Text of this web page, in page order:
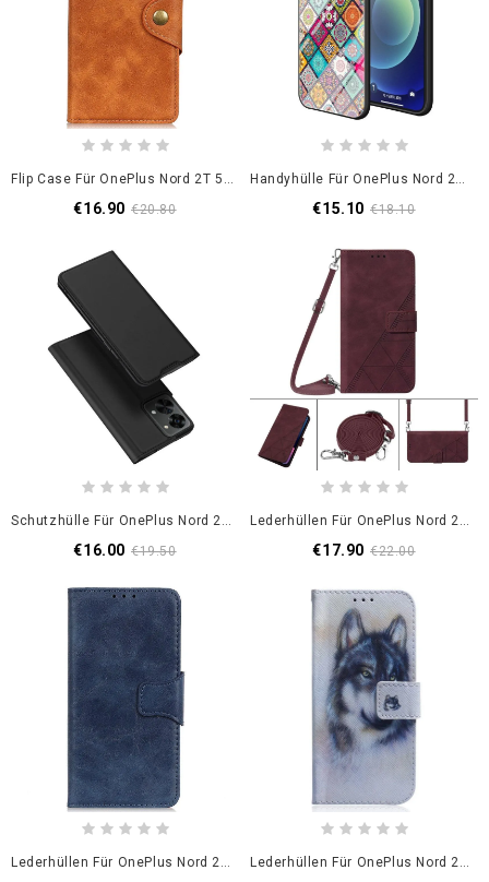
Flip Case Für OnePlus Nord 2T 5G Knopf Aus Kunstleder
€16.90 €20.80
Handyhülle Für OnePlus Nord 2T 5G Patchwork-Magnethalter
€15.10 €18.10
Schutzhülle Für OnePlus Nord 2T 5G Flip Case Skin Pro Dux Ducis
€16.00 €19.50
Lederhüllen Für OnePlus Nord 2T 5G Schulterdreiecke
€17.90 €22.00
Lederhüllen Für OnePlus Nord 2T 5G Vintage Spaltleder Lederhüllen Für OnePlus Nord 2T 5G Mit Kordel Riemchen-Aquarell-Wolf